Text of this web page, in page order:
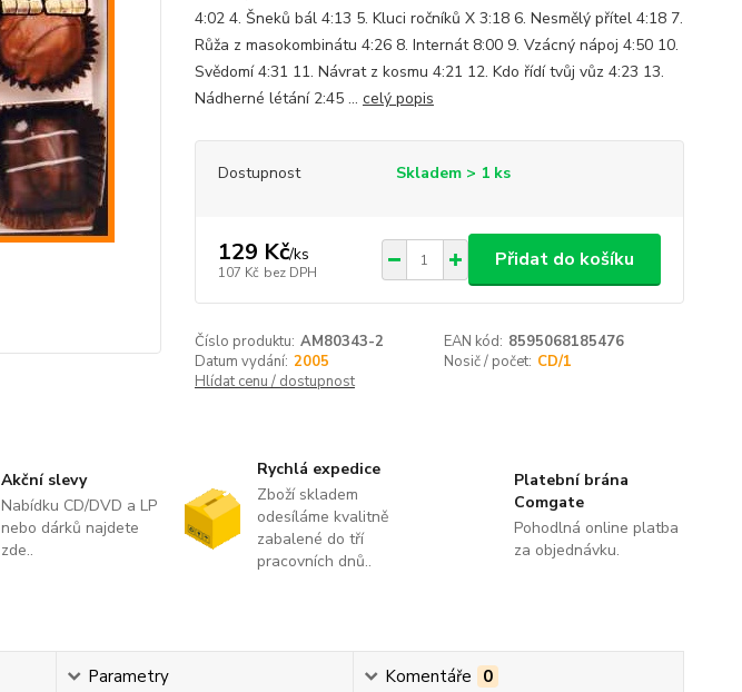
4:02 4. Šneků bál 4:13 5. Kluci ročníků X 3:18 6. Nesmělý přítel 4:18 7.
Růža z masokombinátu 4:26 8. Internát 8:00 9. Vzácný nápoj 4:50 10.
Svědomí 4:31 11. Návrat z kosmu 4:21 12. Kdo řídí tvůj vůz 4:23 13.
Nádherné létání 2:45 ... celý popis
Dostupnost Skladem > 1 ks
129 Kč/ks
107 Kč bez DPH
Přidat do košíku
Číslo produktu: AM80343-2 EAN kód: 8595068185476
Datum vydání: 2005 Nosič / počet: CD/1
Hlídat cenu / dostupnost
Akční slevy
Nabídku CD/DVD a LP
nebo dárků najdete
zde..
Rychlá expedice
Zboží skladem
odesíláme kvalitně
zabalené do tří
pracovních dnů..
Platební brána
Comgate
Pohodlná online platba
za objednávku.
Parametry Komentáře 0